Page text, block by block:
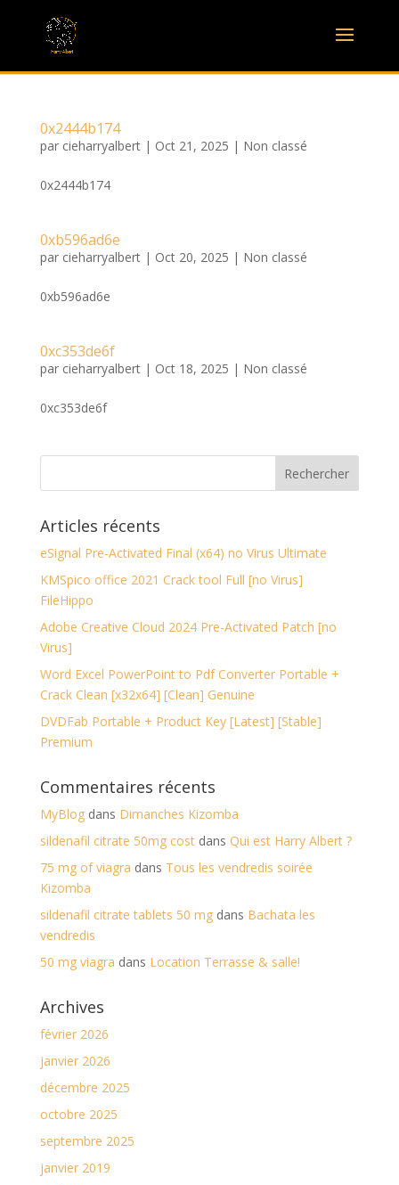
0x2444b174
par cieharryalbert| Oct 21, 2025 | Non classé
0x2444b174
0xb596ad6e
par cieharryalbert| Oct 20, 2025 | Non classé
0xb596ad6e
0xc353de6f
par cieharryalbert| Oct 18, 2025 | Non classé
0xc353de6f
Articles récents
eSignal Pre-Activated Final (x64) no Virus Ultimate
KMSpico office 2021 Crack tool Full [no Virus]
FileHippo
Adobe Creative Cloud 2024 Pre-Activated Patch [no
Virus]
Word Excel PowerPoint to Pdf Converter Portable +
Crack Clean [x32x64] [Clean] Genuine
DVDFab Portable + Product Key [Latest] [Stable]
Premium
Commentaires récents
MyBlogdans Dimanches Kizomba
sildenafil citrate 50mg costdans Qui est Harry Albert ?
75 mg of viagra dans Tous les vendredis soirée
Kizomba
sildenafil citrate tablets 50 mgdans Bachata les
vendredis
50 mg viagra dans Location Terrasse & salle!
Archives
février 2026
janvier 2026
décembre 2025
octobre 2025
septembre 2025
janvier 2019